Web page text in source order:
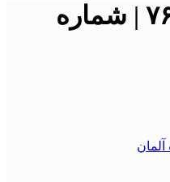
ونیر کامپوزیت ۷۶۵۸ | شماره